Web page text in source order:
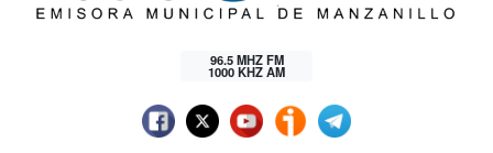
96.5 MHZ FM
1000 KHZ AM